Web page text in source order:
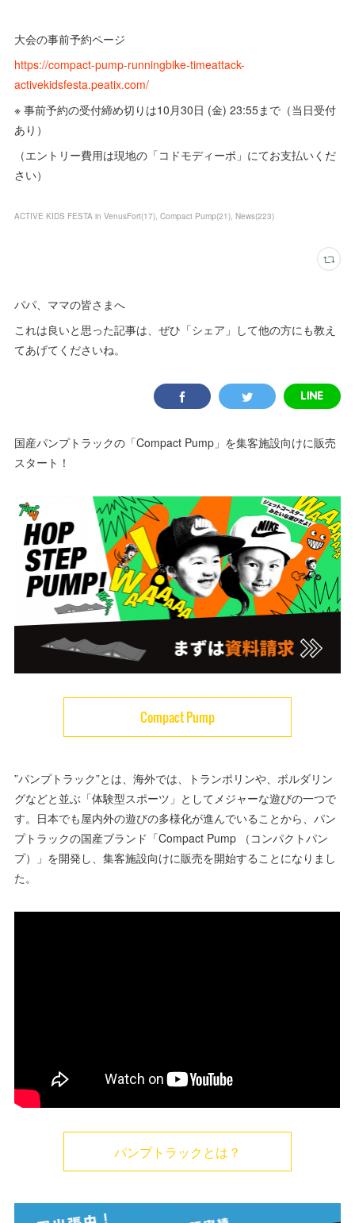
大会の事前予約ページ
https://compact-pump-runningbike-timeattack-
activekidsfesta.peatix.com/
※ 事前予約の受付締め切りは10月30日 (金) 23:55まで（当日受付
あり）
（エントリー費用は現地の「コドモディーポ」にてお支払いくだ
さい）
ACTIVE KIDS FESTA in VenusFort(17) Compact Pump(21) News(223)
パパ、ママの皆さまへ
これは良いと思った記事は、ぜひ「シェア」して他の方にも教え
てあげてくださいね。
国産パンプトラックの「Compact Pump」を集客施設向けに販売
スタート！
Compact Pump
”パンプトラック”とは、海外では、トランポリンや、ボルダリン
グなどと並ぶ「体験型スポーツ」としてメジャーな遊びの一つで
す。日本でも屋内外の遊びの多様化が進んでいることから、パン
プトラックの国産ブランド「Compact Pump （コンパクトパン
プ）」を開発し、集客施設向けに販売を開始することになりまし
た。
パンプトラックとは？